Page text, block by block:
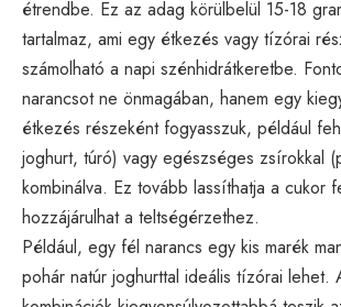
étrendbe. Ez az adag körülbelül 15-18
tartalmaz, ami egy étkezés vagy tízórai
számolható a napi szénhidrátkeretbe.
narancsot ne önmagában, hanem egy
étkezés részeként fogyasszuk, például
joghurt, túró) vagy egészséges zsírokkal
kombinálva. Ez tovább lassíthatja a cukor
hozzájárulhat a teltségérzethez.
Például, egy fél narancs egy kis marék
pohár natúr joghurttal ideális tízórai lehet.